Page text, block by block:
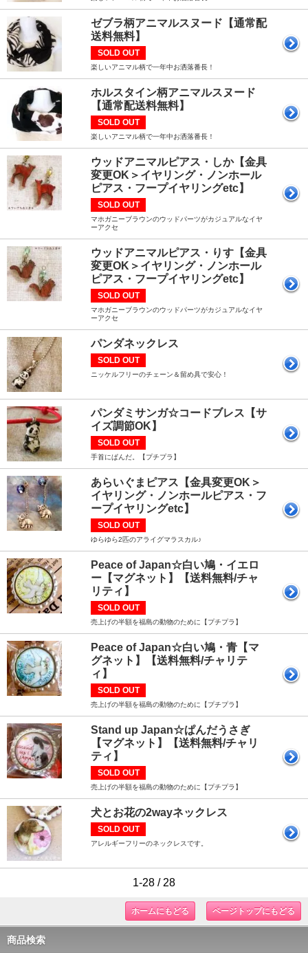
ゼブラ柄アニマルスヌード【通常配
送料無料】
SOLD OUT
楽しいアニマル柄で一年中お洒落番長！
ホルスタイン柄アニマルスヌード
【通常配送料無料】
SOLD OUT
楽しいアニマル柄で一年中お洒落番長！
ウッドアニマルピアス・しか【金具
変更OK＞イヤリング・ノンホール
ピアス・フープイヤリングetc】
SOLD OUT
マホガニーブラウンのウッドパーツがカジュアルなイヤ
ーアクセ
ウッドアニマルピアス・りす【金具
変更OK＞イヤリング・ノンホール
ピアス・フープイヤリングetc】
SOLD OUT
マホガニーブラウンのウッドパーツがカジュアルなイヤ
ーアクセ
パンダネックレス
SOLD OUT
ニッケルフリーのチェーン＆留め具で安心！
パンダミサンガ☆コードブレス【サ
イズ調節OK】
SOLD OUT
手首にぱんだ。【プチプラ】
あらいぐまピアス【金具変更OK＞
イヤリング・ノンホールピアス・フ
ープイヤリングetc】
SOLD OUT
ゆらゆら2匹のアライグマラスカル♪
Peace of Japan☆白い鳩・イエロ
ー【マグネット】【送料無料/チャ
リティ】
SOLD OUT
売上げの半額を福島の動物のために【プチプラ】
Peace of Japan☆白い鳩・青【マ
グネット】【送料無料/チャリテ
ィ】
SOLD OUT
売上げの半額を福島の動物のために【プチプラ】
Stand up Japan☆ぱんだうさぎ
【マグネット】【送料無料/チャリ
ティ】
SOLD OUT
売上げの半額を福島の動物のために【プチプラ】
犬とお花の2wayネックレス
SOLD OUT
アレルギーフリーのネックレスです。
1-28 / 28
ホームにもどる ページトップにもどる
商品検索